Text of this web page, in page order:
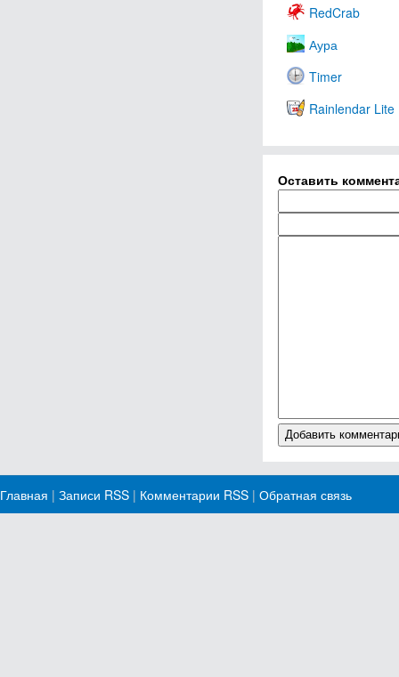
RedCrab
Аура
Timer
Rainlendar Lite
Оставить
Главная | Записи RSS | Комментарии RSS | Обратная связь